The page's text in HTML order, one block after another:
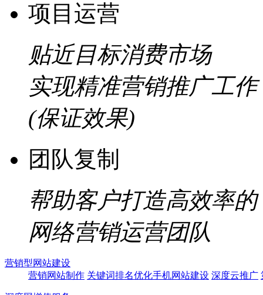
项目运营
贴近目标消费市场
实现精准营销推广工作
(保证效果)
团队复制
帮助客户打造高效率的
网络营销运营团队
营销型网站建设
营销网站制作 关键词排名优化手机网站建设 深度云推广